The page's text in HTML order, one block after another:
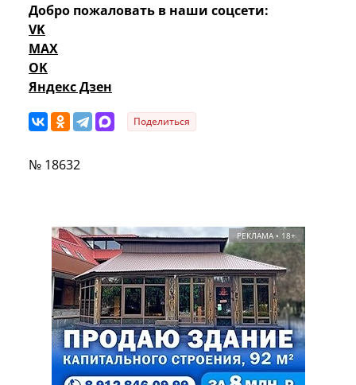
Добро пожаловать в наши соцсети:
VK
MAX
OK
Яндекс Дзен
Поделиться
№ 18632
РЕКЛАМА • 18+